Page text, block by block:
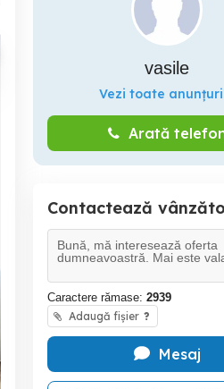
vasile
Vezi toate
Arată
Contactează
Caractere rămase: 2939
Adaugă fișier ?
Mesaj